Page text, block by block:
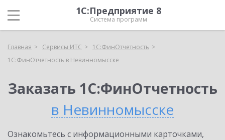
1С:Предприятие 8
Система программ
Главная Сервисы ИТС
1С:ФинОтчетность
1С:ФинОтчетность в Невинномысске
Заказать 1С:ФинОтчетность
в Невинномысске
Ознакомьтесь с информационными карточками,